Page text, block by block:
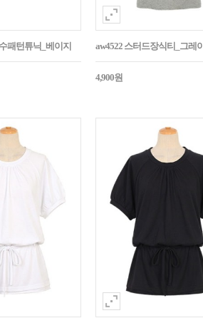
패턴튜닉_베이지 aw4522 스터드장식티_그레이
4,900원